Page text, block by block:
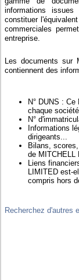
informations
constituer
commerciales
entreprise.
Les documents sur
contiennent des
N° DUNS :
chaque société
N°
Informations
dirigeants...
Bilans,
de MITCHELL
Liens
LIMITED est-
compris hors
Recherchez d'autres